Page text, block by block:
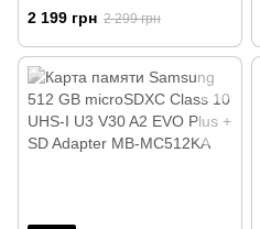
A2 EVO Select + SD Adapter
MB-ME512KA
2 199 грн 2 299 грн